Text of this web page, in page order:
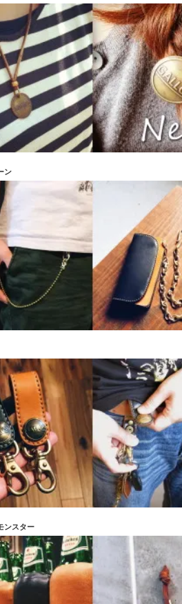
援しております。
投稿日：2016/06/07
い財布が欲しいと言っていた父に、父の日＆お誕生日
つくりで質感もよく、次は自分用に何か欲しくなりました
投稿日：2016/05/07
到着して嬉しかったです。作りと素材もしっかりしてい
：153230 投稿日：2016/04/21
ではないのに、なぜか惹かれてしまう財布でした。実際
146873 投稿日：2016/03/08
絶妙でした。分厚すぎず薄すぎず、今までで一番使いや
プレゼントとして購入しました。実際どうかな？と少し
足のお買い物になりました～また買わせてもらいます～
投稿日：2015/04/27
ていただいてますが年々味が増して行くのを目と手で実
。
105923 投稿日：2015/04/25
良く、小銭入れも大きく開いてとても使い良いです！
ン
ンスター